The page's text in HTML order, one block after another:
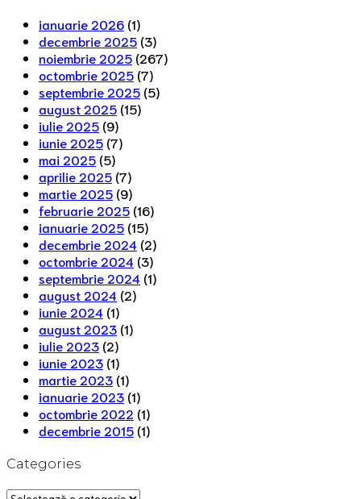
ianuarie 2026 (1)
decembrie 2025 (3)
noiembrie 2025 (267)
octombrie 2025 (7)
septembrie 2025 (5)
august 2025 (15)
iulie 2025 (9)
iunie 2025 (7)
mai 2025 (5)
aprilie 2025 (7)
martie 2025 (9)
februarie 2025 (16)
ianuarie 2025 (15)
decembrie 2024 (2)
octombrie 2024 (3)
septembrie 2024 (1)
august 2024 (2)
iunie 2024 (1)
august 2023 (1)
iulie 2023 (2)
iunie 2023 (1)
martie 2023 (1)
ianuarie 2023 (1)
octombrie 2022 (1)
decembrie 2015 (1)
Categories